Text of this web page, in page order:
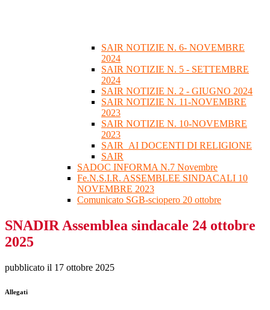
SAIR NOTIZIE N. 6- NOVEMBRE
2024
SAIR NOTIZIE N. 5 - SETTEMBRE
2024
SAIR NOTIZIE N. 2 - GIUGNO 2024
SAIR NOTIZIE N. 11-NOVEMBRE
2023
SAIR NOTIZIE N. 10-NOVEMBRE
2023
SAIR_AI DOCENTI DI RELIGIONE
SAIR
SADOC INFORMA N.7 Novembre
Fe.N.S.I.R. ASSEMBLEE SINDACALI 10
NOVEMBRE 2023
Comunicato SGB-sciopero 20 ottobre
SNADIR Assemblea sindacale 24 ottobre
2025
pubblicato il 17 ottobre 2025
Allegati